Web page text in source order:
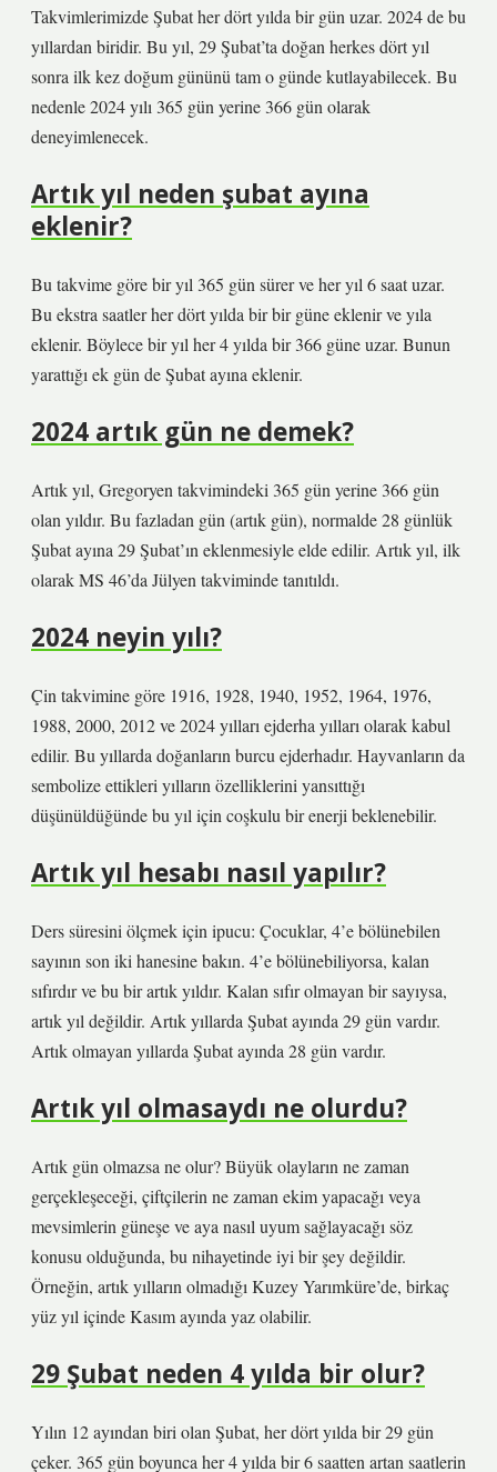
Takvimlerimizde Şubat her dört yılda bir gün uzar. 2024 de bu
yıllardan biridir. Bu yıl, 29 Şubat’ta doğan herkes dört yıl
sonra ilk kez doğum gününü tam o günde kutlayabilecek. Bu
nedenle 2024 yılı 365 gün yerine 366 gün olarak
deneyimlenecek.
Artık yıl neden şubat ayına
eklenir?
Bu takvime göre bir yıl 365 gün sürer ve her yıl 6 saat uzar.
Bu ekstra saatler her dört yılda bir bir güne eklenir ve yıla
eklenir. Böylece bir yıl her 4 yılda bir 366 güne uzar. Bunun
yarattığı ek gün de Şubat ayına eklenir.
2024 artık gün ne demek?
Artık yıl, Gregoryen takvimindeki 365 gün yerine 366 gün
olan yıldır. Bu fazladan gün (artık gün), normalde 28 günlük
Şubat ayına 29 Şubat’ın eklenmesiyle elde edilir. Artık yıl, ilk
olarak MS 46’da Jülyen takviminde tanıtıldı.
2024 neyin yılı?
Çin takvimine göre 1916, 1928, 1940, 1952, 1964, 1976,
1988, 2000, 2012 ve 2024 yılları ejderha yılları olarak kabul
edilir. Bu yıllarda doğanların burcu ejderhadır. Hayvanların da
sembolize ettikleri yılların özelliklerini yansıttığı
düşünüldüğünde bu yıl için coşkulu bir enerji beklenebilir.
Artık yıl hesabı nasıl yapılır?
Ders süresini ölçmek için ipucu: Çocuklar, 4’e bölünebilen
sayının son iki hanesine bakın. 4’e bölünebiliyorsa, kalan
sıfırdır ve bu bir artık yıldır. Kalan sıfır olmayan bir sayıysa,
artık yıl değildir. Artık yıllarda Şubat ayında 29 gün vardır.
Artık olmayan yıllarda Şubat ayında 28 gün vardır.
Artık yıl olmasaydı ne olurdu?
Artık gün olmazsa ne olur? Büyük olayların ne zaman
gerçekleşeceği, çiftçilerin ne zaman ekim yapacağı veya
mevsimlerin güneşe ve aya nasıl uyum sağlayacağı söz
konusu olduğunda, bu nihayetinde iyi bir şey değildir.
Örneğin, artık yılların olmadığı Kuzey Yarımküre’de, birkaç
yüz yıl içinde Kasım ayında yaz olabilir.
29 Şubat neden 4 yılda bir olur?
Yılın 12 ayından biri olan Şubat, her dört yılda bir 29 gün
çeker. 365 gün boyunca her 4 yılda bir 6 saatten artan saatlerin